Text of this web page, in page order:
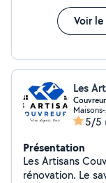
Voir
Les
5/5
Présentation
Les Artisans
rénovation. Le